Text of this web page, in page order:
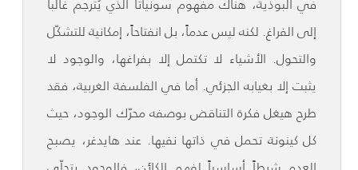
في البوذية، هناك مفهوم سونياتا الذي يُترجم غالباً
إلى الفراغ. لكنه ليس عدماً، بل انفتاحاً، إمكانية للتشكّل
والتحول. الأشياء لا تكتمل إلا بفراغها، والوجود لا
يثبت إلا بغيابه الجزئي. أما في الفلسفة الغربية، فقد
طرح هيغل فكرة التناقض بوصفه محرّك الوجود، حيث
كل كينونة تحمل في ذاتها نفيها. عند هايدغر، يصبح